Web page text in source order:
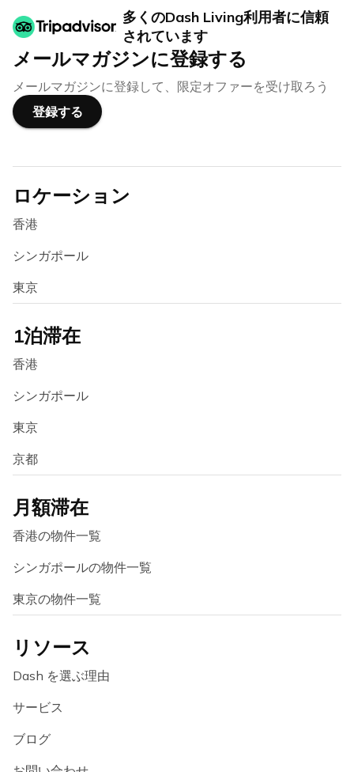
多くのDash Living利用者に信頼
されています
メールマガジンに登録する
メールマガジンに登録して、限定オファーを受け取ろう
登録する
ロケーション
香港
シンガポール
東京
1泊滞在
香港
シンガポール
東京
京都
月額滞在
香港の物件一覧
シンガポールの物件一覧
東京の物件一覧
リソース
Dash を選ぶ理由
サービス
ブログ